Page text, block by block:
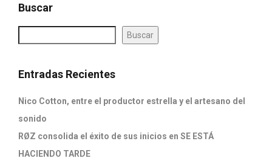
Buscar
Buscar
Entradas Recientes
Nico Cotton, entre el productor estrella y el artesano del
sonido
RØZ consolida el éxito de sus inicios en SE ESTÁ
HACIENDO TARDE